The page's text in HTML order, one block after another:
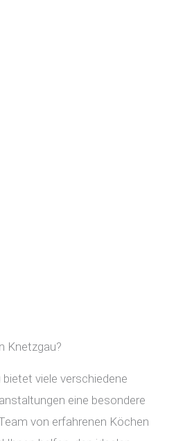
Knetzgau?
viele verschiedene
eine besondere
von erfahrenen Köchen